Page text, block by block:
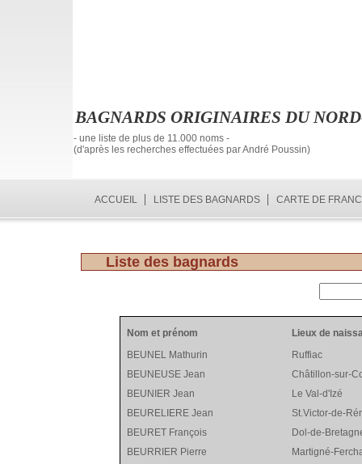
BAGNARDS ORIGINAIRES DU
- une liste de plus de 11.000 noms -
(d'après les recherches effectuées par André Poussin)
ACCUEIL LISTE DES BAGNARDS CARTE DE
Liste des bagnards
Nom et prénom
Lieux de
BEUNEL Mathurin
Ruffiac
BEUNEUSE Jean
Châtillon-sur-
BEUNIER Jean
Le Val-d'Izé
BEURELIERE Jean
St.Victor-de-
BEURET François
Dol-de-
BEURRIER Pierre
Martigné-